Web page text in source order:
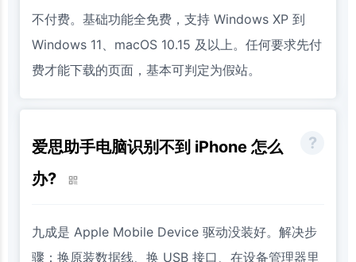
不付费。基础功能全免费，支持 Windows XP 到
Windows 11、macOS 10.15 及以上。任何要求先付
费才能下载的页面，基本可判定为假站。
爱思助手电脑识别不到 iPhone 怎么
办?
九成是 Apple Mobile Device 驱动没装好。解决步
骤：换原装数据线、换 USB 接口、在设备管理器里